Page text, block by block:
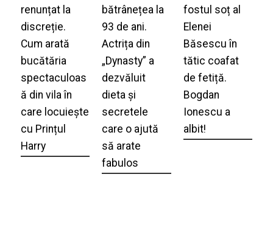
renunțat la
discreție.
Cum arată
bucătăria
spectaculoas
ă din vila în
care locuiește
cu Prințul
Harry
bătrânețea la
93 de ani.
Actrița din
„Dynasty” a
dezvăluit
dieta și
secretele
care o ajută
să arate
fabulos
fostul soț al
Elenei
Băsescu în
tătic coafat
de fetiță.
Bogdan
Ionescu a
albit!